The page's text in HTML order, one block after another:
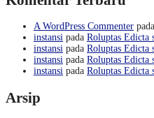
A WordPress Commenter pada
instansi pada Roluptas Edicta
instansi pada Roluptas Edicta
instansi pada Roluptas Edicta
instansi pada Roluptas Edicta
Arsip